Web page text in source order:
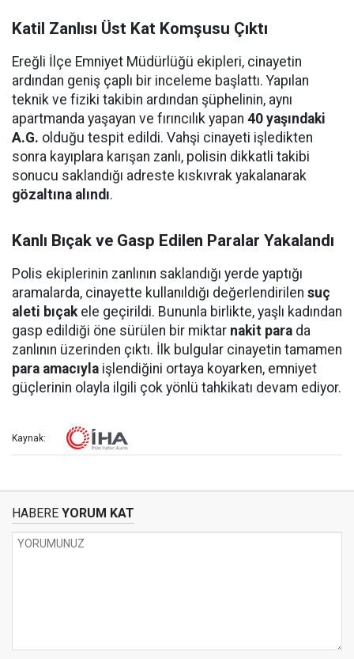
Katil Zanlısı Üst Kat Komşusu Çıktı
Ereğli İlçe Emniyet Müdürlüğü ekipleri, cinayetin
ardından geniş çaplı bir inceleme başlattı. Yapılan
teknik ve fiziki takibin ardından şüphelinin, aynı
apartmanda yaşayan ve fırıncılık yapan 40 yaşındaki
A.G. olduğu tespit edildi. Vahşi cinayeti işledikten
sonra kayıplara karışan zanlı, polisin dikkatli takibi
sonucu saklandığı adreste kıskıvrak yakalanarak
gözaltına alındı.
Kanlı Bıçak ve Gasp Edilen Paralar Yakalandı
Polis ekiplerinin zanlının saklandığı yerde yaptığı
aramalarda, cinayette kullanıldığı değerlendirilen suç
aleti bıçakele geçirildi. Bununla birlikte, yaşlı kadından
gasp edildiği öne sürülen bir miktar nakit para da
zanlının üzerinden çıktı. İlk bulgular cinayetin tamamen
para amacıyla işlendiğini ortaya koyarken, emniyet
güçlerinin olayla ilgili çok yönlü tahkikatı devam ediyor.
Kaynak:
HABERE YORUM KAT